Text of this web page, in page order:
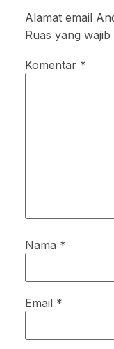
Alamat email
Ruas yang wajib
Komentar *
Nama *
Email *